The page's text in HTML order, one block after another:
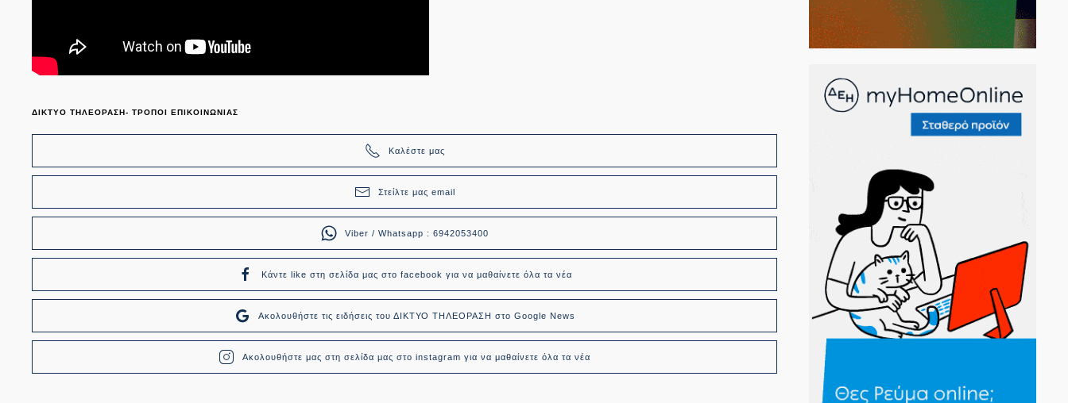
ΔΙΚΤΥΟ ΤΗΛΕΟΡΑΣΗ- ΤΡΟΠΟΙ ΕΠΙΚΟΙΝΩΝΙΑΣ
Καλέστε μας
Στείλτε μας email
Viber / Whatsapp : 6942053400
Κάντε like στη σελίδα μας στο facebook για να μαθαίνετε όλα τα νέα
Ακολουθήστε τις ειδήσεις του ΔΙΚΤΥΟ ΤΗΛΕΟΡΑΣΗ στο Google News
Ακολουθήστε μας στη σελίδα μας στο instagram για να μαθαίνετε όλα τα νέα